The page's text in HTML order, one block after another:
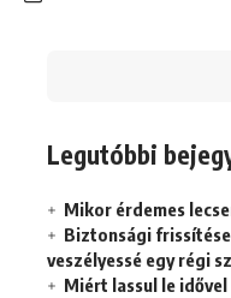
Legutóbbi
Mikor érdemes
Biztonsági
veszélyessé egy régi
Miért lassul le